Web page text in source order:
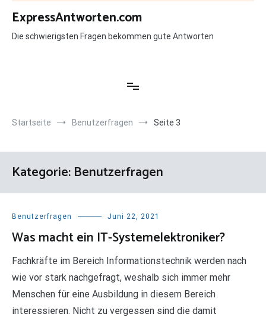
Zum
Inhalt
springen
ExpressAntworten.com
Die schwierigsten Fragen bekommen gute Antworten
Startseite Benutzerfragen Seite 3
Kategorie:Benutzerfragen
Benutzerfragen Juni 22, 2021
Was macht ein IT-Systemelektroniker?
Fachkräfte im Bereich Informationstechnik werden nach
wie vor stark nachgefragt, weshalb sich immer mehr
Menschen für eine Ausbildung in diesem Bereich
interessieren. Nicht zu vergessen sind die damit